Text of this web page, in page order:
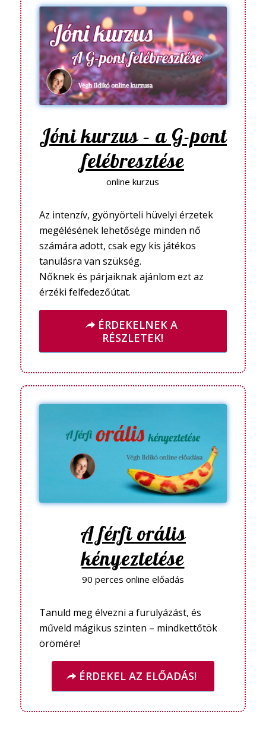
Jóni kurzus – a G-pont
felébresztése
online kurzus
Az intenzív, gyönyörteli hüvelyi érzetek
megélésének lehetősége minden nő
számára adott, csak egy kis játékos
tanulásra van szükség.
Nőknek és párjaiknak ajánlom ezt az
érzéki felfedezőútat.
ÉRDEKELNEK A
RÉSZLETEK!
A férfi orális
kényeztetése
90 perces online előadás
Tanuld meg élvezni a furulyázást, és
műveld mágikus szinten – mindkettőtök
örömére!
ÉRDEKEL AZ ELŐADÁS!